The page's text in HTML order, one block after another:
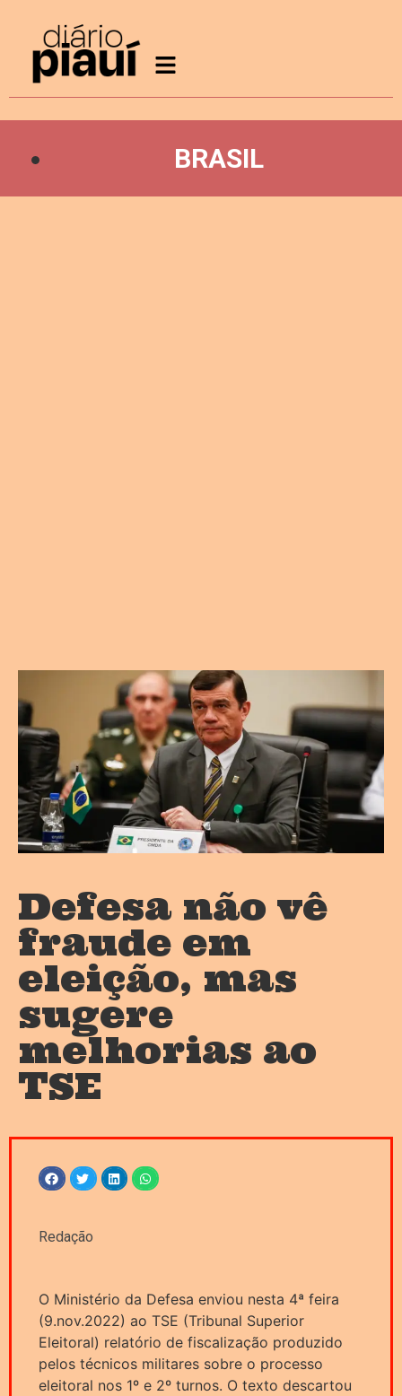
BRASIL
Defesa não vê
fraude em
eleição, mas
sugere
melhorias ao
TSE
Redação
O Ministério da Defesa enviou nesta 4ª feira
(9.nov.2022) ao TSE (Tribunal Superior
Eleitoral) relatório de fiscalização produzido
pelos técnicos militares sobre o processo
eleitoral nos 1º e 2º turnos. O texto descartou